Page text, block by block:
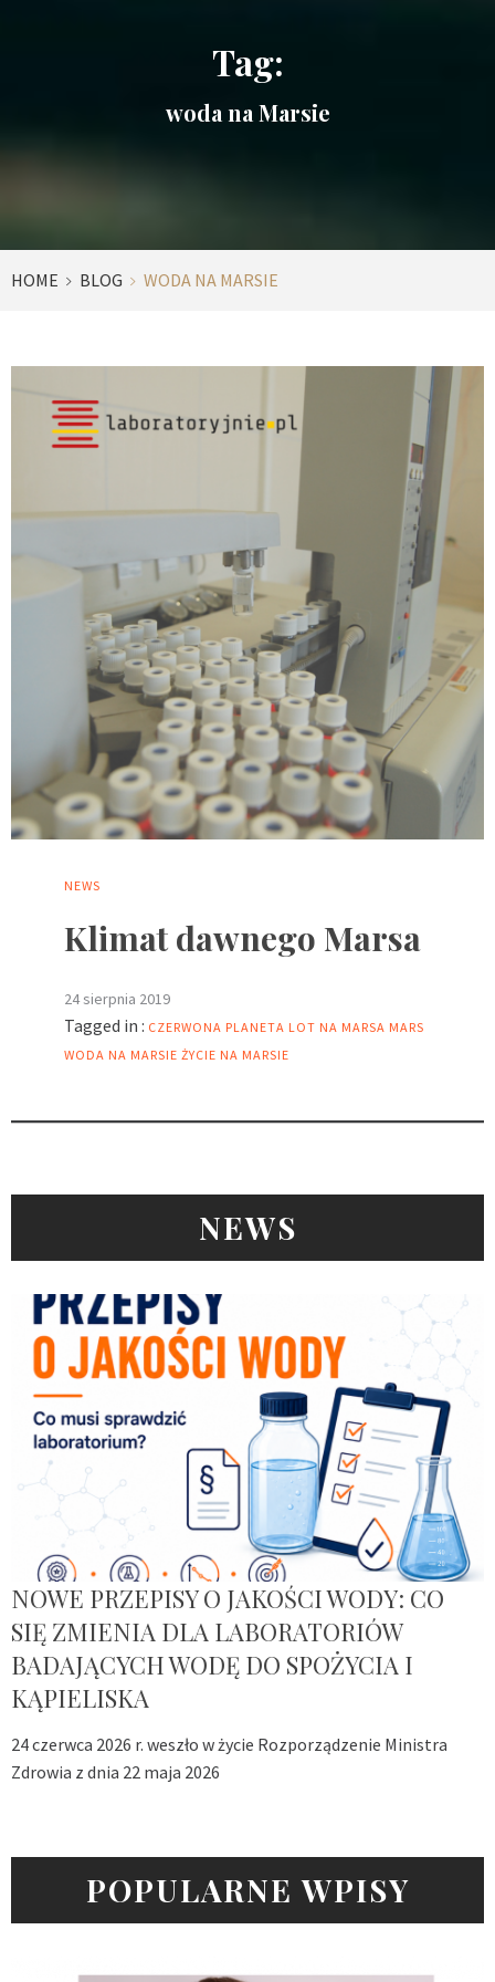
Tag:
woda na Marsie
HOME BLOG WODA NA MARSIE
NEWS
Klimat dawnego Marsa
24 sierpnia 2019
Tagged in : CZERWONA PLANETA LOT NA MARSA MARS
WODA NA MARSIE ŻYCIE NA MARSIE
NEWS
NOWE PRZEPISY O JAKOŚCI WODY: CO
SIĘ ZMIENIA DLA LABORATORIÓW
BADAJĄCYCH WODĘ DO SPOŻYCIA I
KĄPIELISKA
24 czerwca 2026 r. weszło w życie Rozporządzenie Ministra
Zdrowia z dnia 22 maja 2026
POPULARNE WPISY